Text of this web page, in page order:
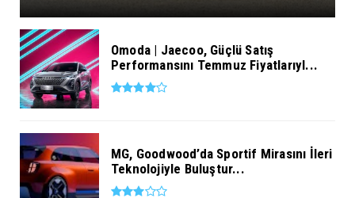
Omoda | Jaecoo, Güçlü Satış
Performansını Temmuz Fiyatlarıyl...
MG, Goodwood’da Sportif Mirasını İleri
Teknolojiyle Buluştur...